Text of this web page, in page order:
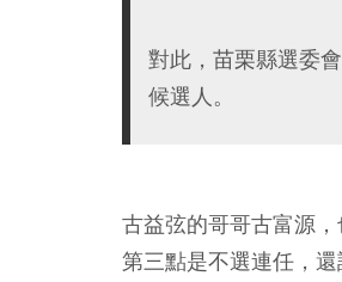
對此，苗栗縣選委
候選人。
古益弦的哥哥古富源
第三點是不選連任，